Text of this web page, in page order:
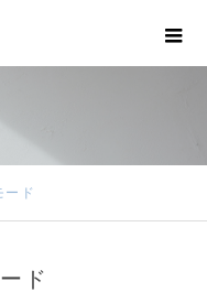
ド
ド